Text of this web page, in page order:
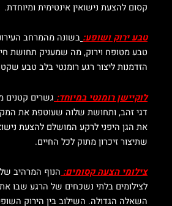
קסום להצעת נישואין אינטימית ומיוחדת.
טבע ירוק ושופע:בשונה מהמרחב
טבע מטופח וירוק, מה שמעניק תחושת
הזדמנות ליצור רגע רומנטי בלב טבע שקט
לוקיישן רומנטי במיוחד: גשרים קטנים
דגי זהב, ותחושת שלוה שעוטפת את
את הגן היפני לרקע המושלם להצעת
שתיצור זיכרון מתוק לכל החיים.
צילומי הצעה קסומים: הנוף המרהיב של
לצילומים בלתי נשכחים של הרגע שבו
השאלה הגדולה. השילוב בין הירוק